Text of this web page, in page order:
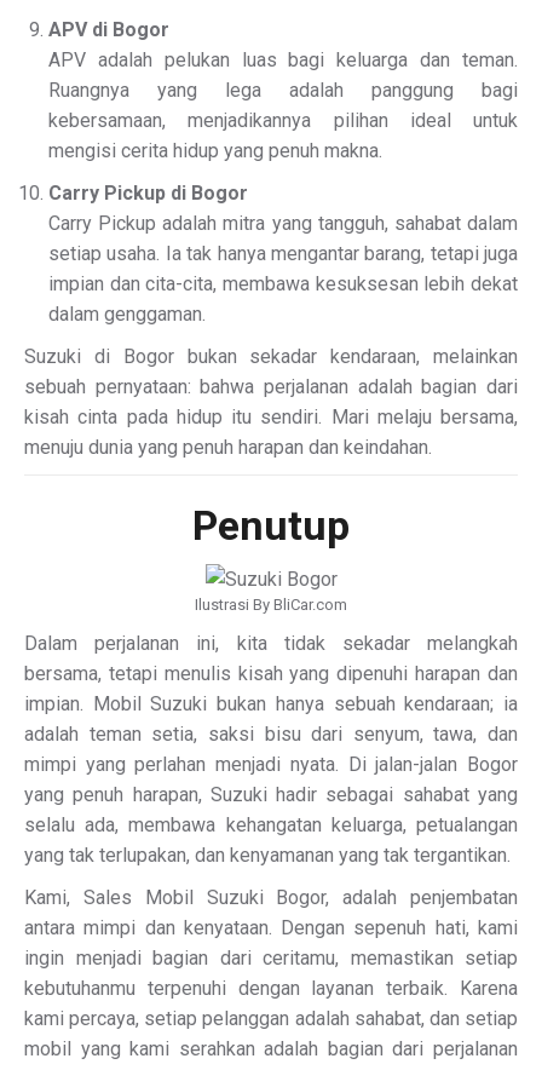
APV di Bogor
APV adalah pelukan luas bagi keluarga dan teman.
Ruangnya yang lega adalah panggung bagi
kebersamaan, menjadikannya pilihan ideal untuk
mengisi cerita hidup yang penuh makna.
Carry Pickup di Bogor
Carry Pickup adalah mitra yang tangguh, sahabat dalam
setiap usaha. Ia tak hanya mengantar barang, tetapi juga
impian dan cita-cita, membawa kesuksesan lebih dekat
dalam genggaman.
Suzuki di Bogor bukan sekadar kendaraan, melainkan
sebuah pernyataan: bahwa perjalanan adalah bagian dari
kisah cinta pada hidup itu sendiri. Mari melaju bersama,
menuju dunia yang penuh harapan dan keindahan.
Penutup
Ilustrasi By BliCar.com
Dalam perjalanan ini, kita tidak sekadar melangkah
bersama, tetapi menulis kisah yang dipenuhi harapan dan
impian. Mobil Suzuki bukan hanya sebuah kendaraan; ia
adalah teman setia, saksi bisu dari senyum, tawa, dan
mimpi yang perlahan menjadi nyata. Di jalan-jalan Bogor
yang penuh harapan, Suzuki hadir sebagai sahabat yang
selalu ada, membawa kehangatan keluarga, petualangan
yang tak terlupakan, dan kenyamanan yang tak tergantikan.
Kami, Sales Mobil Suzuki Bogor, adalah penjembatan
antara mimpi dan kenyataan. Dengan sepenuh hati, kami
ingin menjadi bagian dari ceritamu, memastikan setiap
kebutuhanmu terpenuhi dengan layanan terbaik. Karena
kami percaya, setiap pelanggan adalah sahabat, dan setiap
mobil yang kami serahkan adalah bagian dari perjalanan